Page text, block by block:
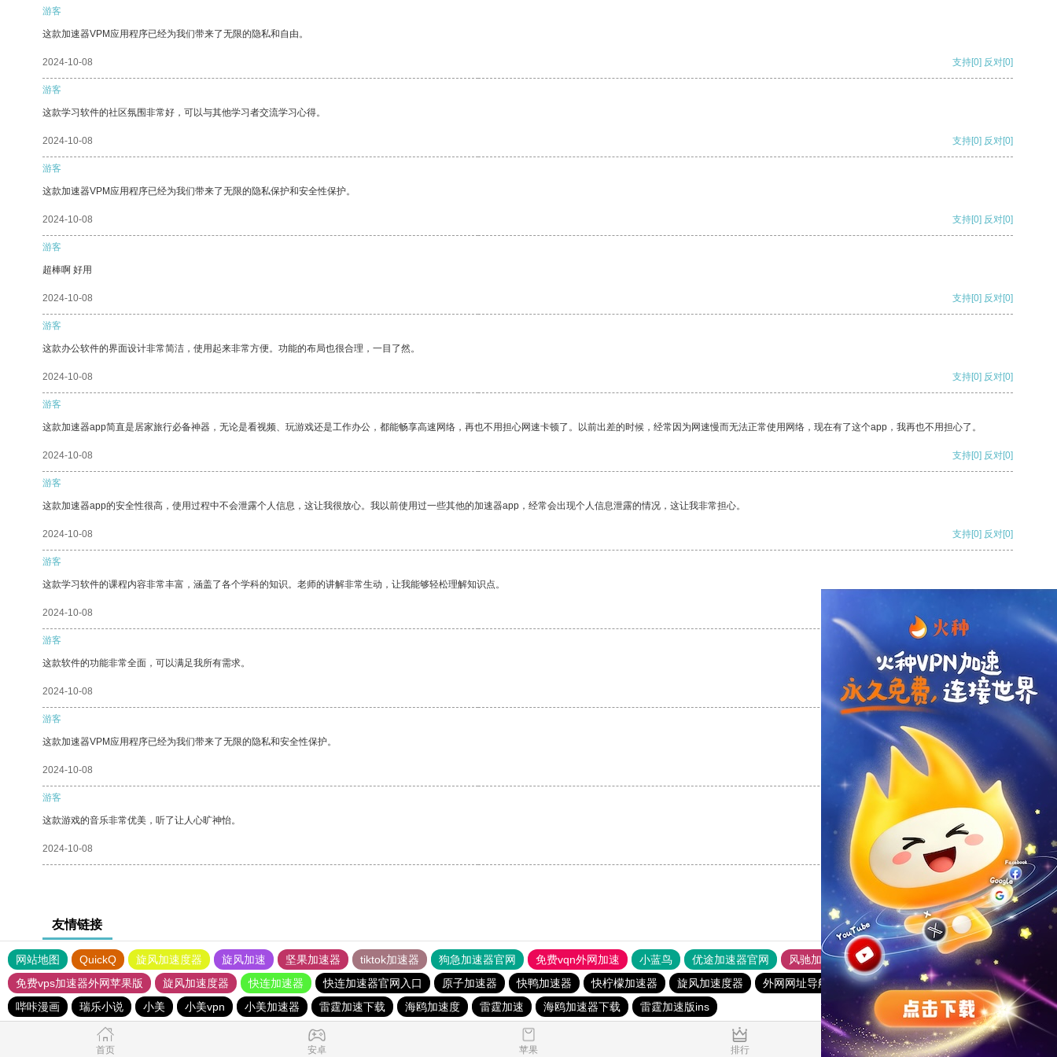
游客
这款加速器VPM应用程序已经为我们带来了无限的隐私和自由。
2024-10-08 支持[0] 反对[0]
游客
这款学习软件的社区氛围非常好，可以与其他学习者交流学习心得。
2024-10-08 支持[0] 反对[0]
游客
这款加速器VPM应用程序已经为我们带来了无限的隐私保护和安全性保护。
2024-10-08 支持[0] 反对[0]
游客
超棒啊 好用
2024-10-08 支持[0] 反对[0]
游客
这款办公软件的界面设计非常简洁，使用起来非常方便。功能的布局也很合理，一目了然。
2024-10-08 支持[0] 反对[0]
游客
这款加速器app简直是居家旅行必备神器，无论是看视频、玩游戏还是工作办公，都能畅享高速网络，再也不用担心网速卡顿了。以前出差的时候，经常因为网速慢而无法正常使用网络，现在有了这个app，我再也不用担心了。
2024-10-08 支持[0] 反对[0]
游客
这款加速器app的安全性很高，使用过程中不会泄露个人信息，这让我很放心。我以前使用过一些其他的加速器app，经常会出现个人信息泄露的情况，这让我非常担心。
2024-10-08 支持[0] 反对[0]
游客
这款学习软件的课程内容非常丰富，涵盖了各个学科的知识。老师的讲解非常生动，让我能够轻松理解知识点。
2024-10-08
游客
这款软件的功能非常全面，可以满足我所有需求。
2024-10-08 支持 [0] 反对[0]
游客
这款加速器VPM应用程序已经为我们带来了无限的隐私和安全性保护。
2024-10-08 支持[0] 反对
游客
这款游戏的音乐非常优美，听了让人心旷神怡。
2024-10-08 支持[0] 反对[0]
友情链接
网站地图 QuickQ 旋风加速度器 旋风加速 坚果加速器 tiktok加速器 狗急加速器官网 免费vqn外网加速 小蓝鸟 优途加速器官网 风驰加速器
旋风加速器
免费vps加速器外网苹果版
旋风加速度器 快连加速器 快连加速器官网入口 原子加速器 快鸭加速器 快柠檬加速器 旋风加速度器 外网网址导航 软件中心 雷霆加速
狂飙加速器
哔咔漫画
瑞乐小说 小美 小美vpn 小美加速器 雷霆加速下载 海鸥加速度 雷霆加速 海鸥加速器下载 雷霆加速版ins
首页 安卓 苹果 排行 推荐